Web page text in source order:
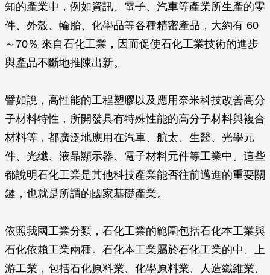
知的產業中，例如資訊、電子、汽車等產業所生產的零
件、外殼、輪胎、化學品等各種精密產品，大約有 60
～70％ 來自石化工業，因而促使石化工業技術的進步
與產品不斷地推陳出新。
譬如說，高性能的工程塑膠以及應用奈米科技改善高分
子材料特性，所開發具有特殊性能的高分子材料與複合
材料等，都廣泛地應用在汽車、航太、生醫、光學元
件、光纖、液晶顯示器、電子材料元件等工業中。這些
都說明石化工業是其他科技產業能否往前邁進的重要關
鍵，也就是所謂的國家基礎產業。
依照我國工業分類，石化工業的範圍包括石化本工業與
石化依賴工業兩種。石化本工業屬於石化工業的中、上
游工業，包括石化原料業、化學原料業、人造纖維業、